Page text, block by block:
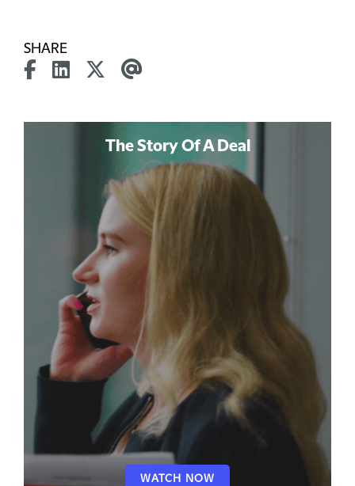
SHARE
The Story Of A Deal
WATCH NOW